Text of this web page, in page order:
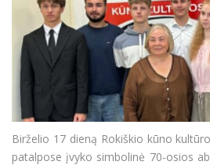
Birželio 17 dieną Rokiškio kūno
patalpose įvyko simbolinė 70-osios